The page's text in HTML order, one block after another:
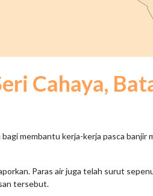
Cahaya,
membantu kerja-kerja pasca
Paras air juga telah surut
tersebut.